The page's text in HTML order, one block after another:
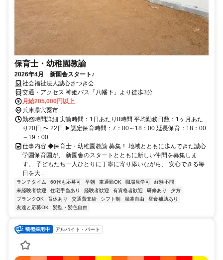
保育士・幼稚園教諭
2026年4月 新園舎スタート♪
社会福祉法人誠心さつき会
交通・アクセス 神姫バス「八幡下」より徒歩3分
月給205,000円以上
兵庫県宍粟市
勤務時間詳細 実働時間：1日あたり8時間 平均勤務日数：1ヶ月あた
り20日 〜 22日 ▶認定保育時間：7：00～18：00 延長保育：18：00
～19：00
仕事内容 ◆保育士・幼稚園教諭 募集！ 地域とともに歩んできた誠心
学園保育園が、 新園舎のスタートとともに新しい仲間を募集しま
す。 子どもたち一人ひとりに丁寧に寄り添いながら、 安心できる毎
日を大...
ランチタイム 60代も応募可 早朝 車通勤OK 職場見学可
経験不問
未経験者歓迎
住宅手当あり 経験者歓迎 有資格者歓迎 研修あり
夕方
ブランクOK
育休あり 交通費支給 シフト制 服装自由
昼食補助あり
友達と応募OK
髪型・髪色自由
アルバイト・パート